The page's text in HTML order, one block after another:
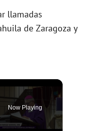
llamadas
de Zaragoza y
Now Playing